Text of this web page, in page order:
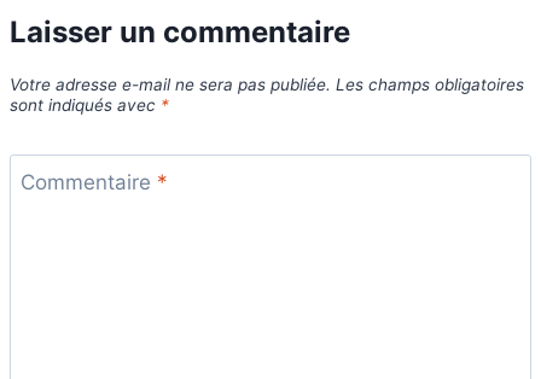
Laisser un commentaire
Votre adresse e-mail ne sera pas publiée. Les champs obligatoires
sont indiqués avec *
Commentaire *